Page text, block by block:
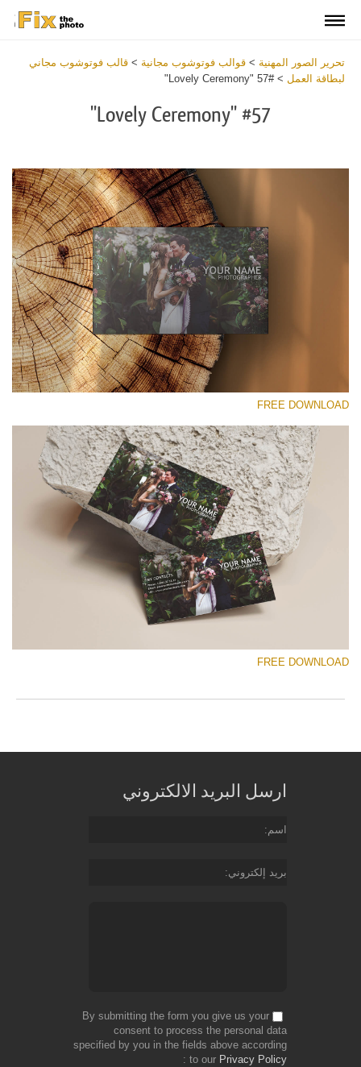
تحرير الصور المهنية > قوالب فوتوشوب مجانية > قالب فوتوشوب مجاني
لبطاقة العمل >
#57 "Lovely Ceremony"
#57 "Lovely Ceremony"
رجاء اختر
Free Template #57
Marketing Templates Photography
تنزيل مجاني
FREE DOWNLOAD
FREE DOWNLOAD
ارسل البريد الالكتروني
اسم
بريد إلكتروني
By submitting the form you give us your
consent to process the personal data
specified by you in the fields above according
to our Privacy Policy